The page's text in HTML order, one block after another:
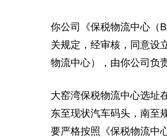
你公司《保税物流中心（
关规定，经审核，同意设
物流中心），由你公司
大窑湾保税物流中心选址
东至现状汽车码头，南至
要严格按照《保税物流中